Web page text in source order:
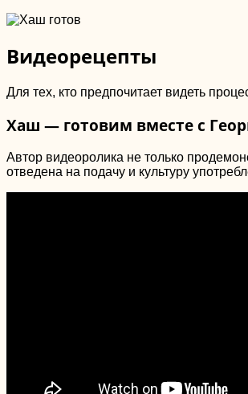
Видеорецепты
Для тех, кто предпочитает видеть
Хаш — готовим вместе с
Автор видеоролика не только
отведена на подачу и культуру